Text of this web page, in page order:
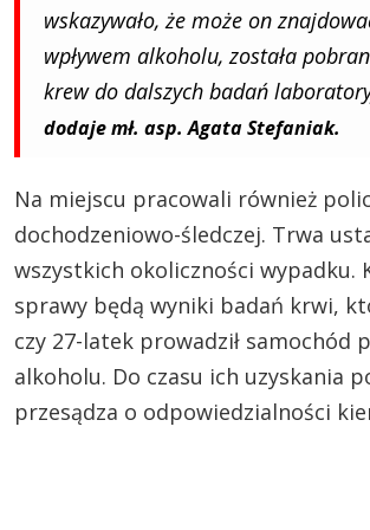
wskazywało, że może on
wpływem alkoholu, została
krew do dalszych badań
dodaje mł. asp. Agata Stefaniak.
Na miejscu pracowali również
dochodzeniowo-śledczej. Trwa
wszystkich okoliczności wypadku.
sprawy będą wyniki badań krwi,
czy 27-latek prowadził samochód
alkoholu. Do czasu ich uzyskania
przesądza o odpowiedzialności